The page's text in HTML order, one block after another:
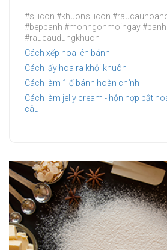
#silicon #khuonsilicon
#bepbanh #monngonmoingay
#raucaudungkhuon
Cách xếp hoa lên bánh
Cách lấy hoa ra khỏi khuôn
Cách làm 1 ổ bánh hoàn chỉnh
Cách làm jelly cream - hỗn hợp bắt
câu